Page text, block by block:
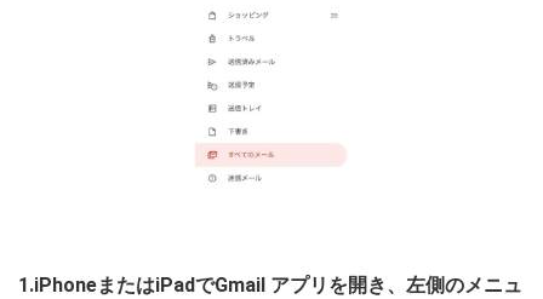
1.iPhoneまたはiPadでGmail アプリを開き、左側のメニュ